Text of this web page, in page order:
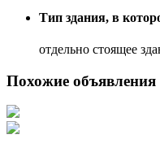
Тип здания, в
отдельно стоящее
Похожие объявления